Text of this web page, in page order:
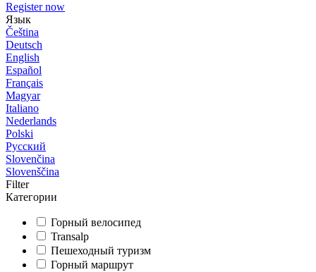
Register now
Язык
Čeština
Deutsch
English
Español
Français
Magyar
Italiano
Nederlands
Polski
Русский
Slovenčina
Slovenščina
Filter
Категории
Горный велосипед
Transalp
Пешеходный туризм
Горный маршрут